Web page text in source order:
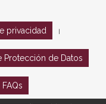
privacidad
Protección de Datos
FAQs